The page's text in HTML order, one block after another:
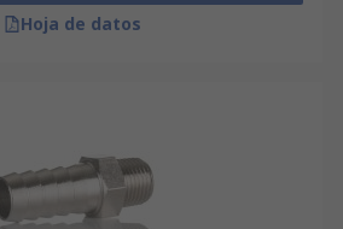
Hoja de datos